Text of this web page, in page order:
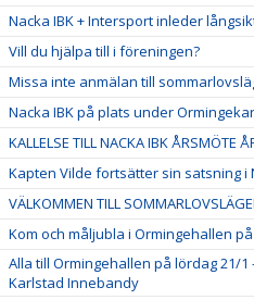
Nacka IBK + Intersport inleder
Vill du hjälpa till i föreningen?
Missa inte anmälan till
Nacka IBK på plats under
KALLELSE TILL NACKA IBK ÅRSMÖTE
Kapten Vilde fortsätter sin satsning i
VÄLKOMMEN TILL
Kom och måljubla i Ormingehallen
Alla till Ormingehallen på lördag 21/1
Karlstad Innebandy